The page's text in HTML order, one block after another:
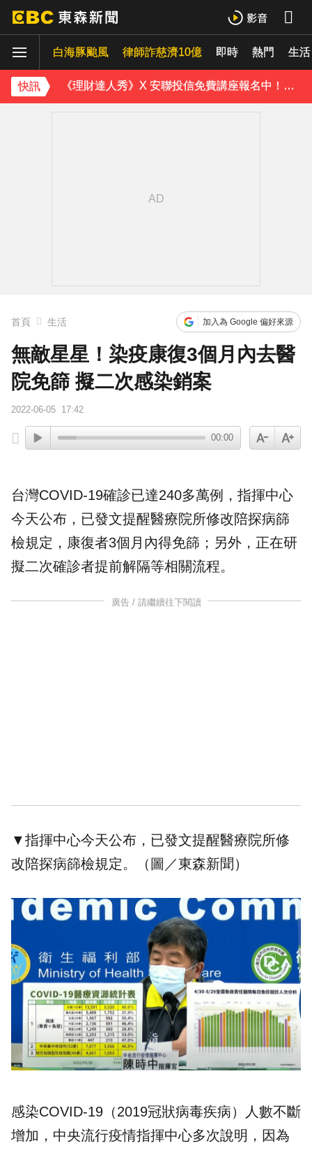
白海豚颱風 律師詐慈濟10億 即時 熱門 生活
快訊
下載東森App，隨時掌握天下大小事！
《理財達人秀》X 安聯投信免費講座報名中！搶先卡位 2027
首頁 生活 加入為 Google 偏好來源
無敵星星！染疫康復3個月內去醫
院免篩 擬二次感染銷案
2022-06-05 17:42
00:00
台灣COVID-19確診已達240多萬例，指揮中心
今天公布，已發文提醒醫療院所修改陪探病篩
檢規定，康復者3個月內得免篩；另外，正在研
擬二次確診者提前解隔等相關流程。
廣告 / 請繼續往下閱讀
▼指揮中心今天公布，已發文提醒醫療院所修
改陪探病篩檢規定。（圖／東森新聞）
感染COVID-19（2019冠狀病毒疾病）人數不斷
增加，中央流行疫情指揮中心多次說明，因為